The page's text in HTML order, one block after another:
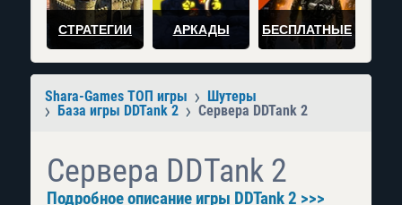
СТРАТЕГИИ АРКАДЫ БЕСПЛАТНЫЕ
Shara-Games ТОП игры
Шутеры
База игры DDTank 2
Сервера DDTank 2
Сервера DDTank 2
Подробное описание игры DDTank 2 >>>